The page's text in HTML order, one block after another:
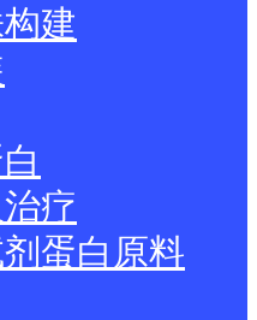
建
疗
蛋白原料